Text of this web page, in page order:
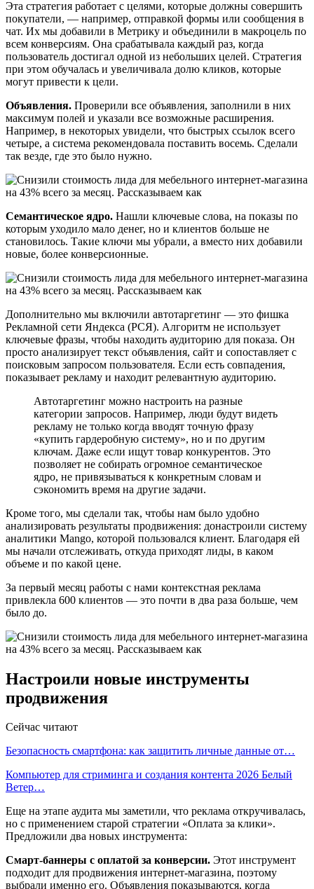
Эта стратегия работает с целями, которые должны совершить
покупатели, — например, отправкой формы или сообщения в
чат. Их мы добавили в Метрику и объединили в макроцель по
всем конверсиям. Она срабатывала каждый раз, когда
пользователь достигал одной из небольших целей. Стратегия
при этом обучалась и увеличивала долю кликов, которые
могут привести к цели.
Объявления. Проверили все объявления, заполнили в них
максимум полей и указали все возможные расширения.
Например, в некоторых увидели, что быстрых ссылок всего
четыре, а система рекомендовала поставить восемь. Сделали
так везде, где это было нужно.
Семантическое ядро. Нашли ключевые слова, на показы по
которым уходило мало денег, но и клиентов больше не
становилось. Такие ключи мы убрали, а вместо них добавили
новые, более конверсионные.
Дополнительно мы включили автотаргетинг — это фишка
Рекламной сети Яндекса (РСЯ). Алгоритм не использует
ключевые фразы, чтобы находить аудиторию для показа. Он
просто анализирует текст объявления, сайт и сопоставляет с
поисковым запросом пользователя. Если есть совпадения,
показывает рекламу и находит релевантную аудиторию.
Автотаргетинг можно настроить на разные
категории запросов. Например, люди будут видеть
рекламу не только когда вводят точную фразу
«купить гардеробную систему», но и по другим
ключам. Даже если ищут товар конкурентов. Это
позволяет не собирать огромное семантическое
ядро, не привязываться к конкретным словам и
сэкономить время на другие задачи.
Кроме того, мы сделали так, чтобы нам было удобно
анализировать результаты продвижения: донастроили систему
аналитики Mango, которой пользовался клиент. Благодаря ей
мы начали отслеживать, откуда приходят лиды, в каком
объеме и по какой цене.
За первый месяц работы с нами контекстная реклама
привлекла 600 клиентов — это почти в два раза больше, чем
было до.
Настроили новые инструменты
продвижения
Сейчас читают
Безопасность смартфона: как защитить личные данные от…
Компьютер для стриминга и создания контента 2026 Белый
Ветер…
Еще на этапе аудита мы заметили, что реклама откручивалась,
но с применением старой стратегии «Оплата за клики».
Предложили два новых инструмента:
Смарт-баннеры с оплатой за конверсии. Этот инструмент
подходит для продвижения интернет-магазина, поэтому
выбрали именно его. Объявления показываются, когда